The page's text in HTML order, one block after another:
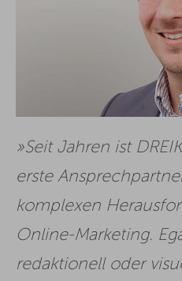
Seit Jahren ist
erste
komplexen
Online-Marketing.
redaktionell oder